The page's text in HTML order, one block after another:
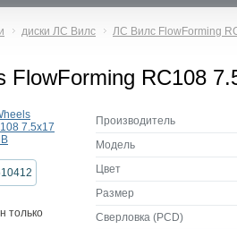
диски ЛС Вилс ЛС Вилс FlowForming
FlowForming RC108
только
Производитель
Модель
Цвет
Размер
Сверловка (PCD)